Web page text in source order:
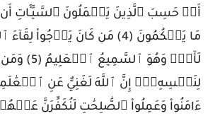
أَمۡ حَسِبَ ٱلَّذِينَ يَعۡمَلُونَ ٱلسَّيِّـَٔاتِ
مَا يَحۡكُمُونَ (4) مَن كَانَ يَرۡجُواْ
لَأٓتٖۚ وَهُوَ
ءَامَنُواْ وَعَمِلُواْ ٱلصَّٰلِحَٰتِ لَنُكَفِّرَنَّ